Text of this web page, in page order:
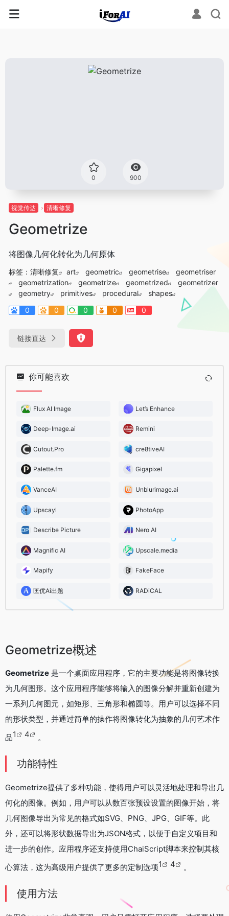
0 900
视觉传达 清晰修复
Geometrize
将图像几何化转化为几何原体
标签： 清晰修复 art geometric geometrise
geometriser
geometrization
geometrize geometrized
geometrizer
geometry
primitives procedural
shapes
0
0 0 0 0
链接直达
你可能喜欢
Flux AI Image Let’s Enhance
Deep-Image.ai Remini
Cutout.Pro cre8tiveAI
Palette.fm Gigapixel
VanceAI Unblurimage.ai
Upscayl PhotoApp
Describe Picture Nero AI
Magnific AI Upscale.media
Mapify FakeFace
匡优Ai出题 RADiCAL
Geometrize概述
Geometrize 是一个桌面应用程序，它的主要功能是将图像转换
为几何图形。这个应用程序能够将输入的图像分解并重新创建为
一系列几何图元，如矩形、三角形和椭圆等。用户可以选择不同
的形状类型，并通过简单的操作将图像转化为抽象的几何艺术作
品1 4 。
功能特性
Geometrize提供了多种功能，使得用户可以灵活地处理和导出几
何化的图像。例如，用户可以从数百张预设设置的图像开始，将
几何图像导出为常见的格式如SVG、PNG、JPG、GIF等。此
外，还可以将形状数据导出为JSON格式，以便于自定义项目和
进一步的创作。应用程序还支持使用ChaiScript脚本来控制其核
心算法，这为高级用户提供了更多的定制选项1 4 。
使用方法